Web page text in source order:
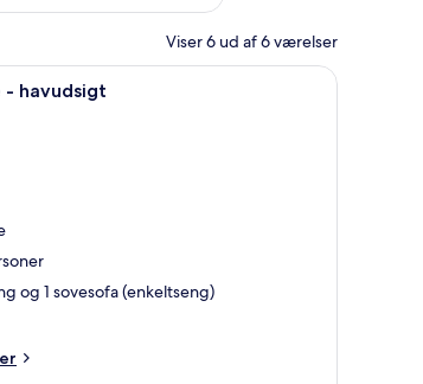
Viser 6 ud af 6 værelser
havudsigt gennem en glasdør.
Et hotelværelse med to senge, begge med
- havudsigt
og 1 sovesofa (enkeltseng)